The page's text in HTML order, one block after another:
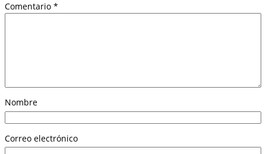
Comentario *
Nombre
Correo electrónico